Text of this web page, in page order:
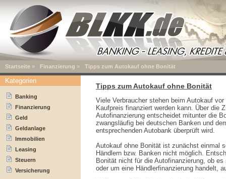
Startseite » Finanzierung » Tipps zum Autokauf ohne Bonität
Tipps zum Autokauf ohne Bonität
Viele Verbraucher stehen beim Autokauf
Kaufpreis finanziert werden kann. Über die
Autofinanzierung entscheidet mitunter die
zwangsläufig bei deutschen Banken und
entsprechenden Autobank überprüft wird.
Autokauf ohne Bonität ist zunächst einmal
Händlern bzw. Banken nicht möglich.
Bonität nicht für die Autofinanzierung, ob
oder um eine Händlerfinanzierung handelt,
Kategorien
Banking
Finanzierung
Geld
Geldanlage
Immobilien
Leasing
Steuern
Versicherung